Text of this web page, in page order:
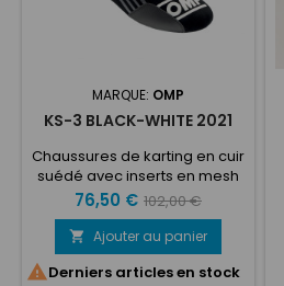
MARQUE: OMP
KS-3 BLACK-WHITE 2021
Chaussures de karting en cuir
suédé avec inserts en mesh
pour une haute respirabilité.
Semelle extérieure
spécialement conçue pour
les pilotes de kart, insert
arrière en matériau
Prix
76,50 € Prix
base
102,00 €
 Ajouter au panier
Derniers articles en stock